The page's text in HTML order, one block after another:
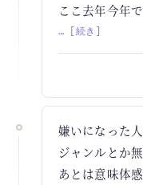
ここ去年今年
… [続き]
嫌いになった
ジャンルとか
あとは意味体